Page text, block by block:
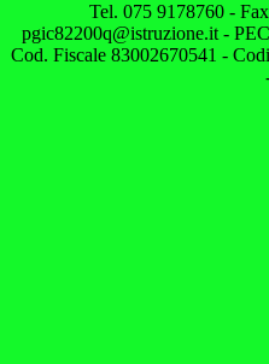
Tel. 075 9178760 -
pgic82200q@istruzione.it -
Cod. Fiscale 83002670541 -